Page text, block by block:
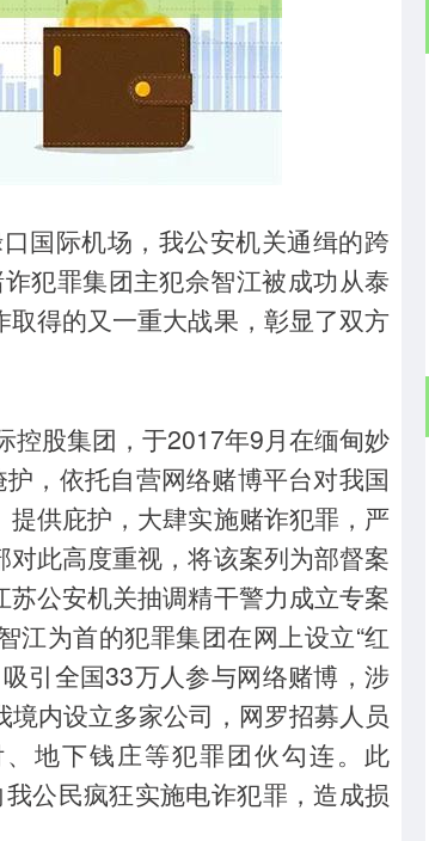
国际机场，我公安机关通缉的跨
犯罪集团主犯佘智江被成功从泰
得的又一重大战果，彰显了双方
控股集团，于2017年9月在缅甸妙
，依托自营网络赌博平台对我国
供庇护，大肆实施赌诈犯罪，严
此高度重视，将该案列为部督案
公安机关抽调精干警力成立专案
江为首的犯罪集团在网上设立“红
引全国33万人参与网络赌博，涉
内设立多家公司，网罗招募人员
地下钱庄等犯罪团伙勾连。此
公民疯狂实施电诈犯罪，造成损
沪深300 4694.44 43.13